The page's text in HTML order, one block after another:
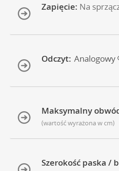
Zapięcie: Na
Odczyt: Analogowy
Maksymalny
(wartość wyrażona w cm)
Szerokość paska /